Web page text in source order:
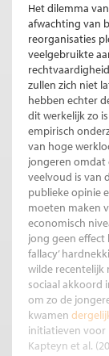
Het dilemma
afwachting van
reorganisaties
veelgebruikte
zullen zich niet
hebben echter
dit werkelijk zo
empirisch
van hoge
jongeren omdat
veelvoud is van
publieke opinie
moeten maken
economisch
jong geen effect
fallacy’
wilde recentelijk
sociaal akkoord
om zo de
kwamen
initiatieven voor
Kapteyn et al.